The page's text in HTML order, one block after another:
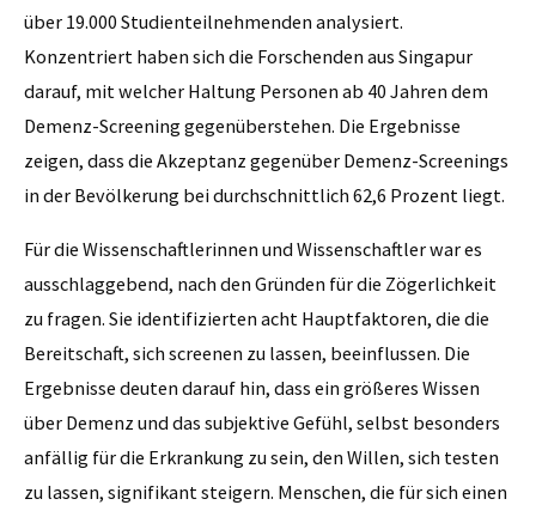
über 19.000 Studienteilnehmenden analysiert.
Konzentriert haben sich die Forschenden aus Singapur
darauf, mit welcher Haltung Personen ab 40 Jahren dem
Demenz-Screening gegenüberstehen. Die Ergebnisse
zeigen, dass die Akzeptanz gegenüber Demenz-Screenings
in der Bevölkerung bei durchschnittlich 62,6 Prozent liegt.
Für die Wissenschaftlerinnen und Wissenschaftler war es
ausschlaggebend, nach den Gründen für die Zögerlichkeit
zu fragen. Sie identifizierten acht Hauptfaktoren, die die
Bereitschaft, sich screenen zu lassen, beeinflussen. Die
Ergebnisse deuten darauf hin, dass ein größeres Wissen
über Demenz und das subjektive Gefühl, selbst besonders
anfällig für die Erkrankung zu sein, den Willen, sich testen
zu lassen, signifikant steigern. Menschen, die für sich einen